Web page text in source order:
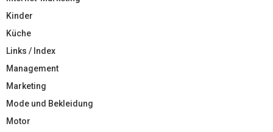
Kinder
Küche
Links / Index
Management
Marketing
Mode und Bekleidung
Motor